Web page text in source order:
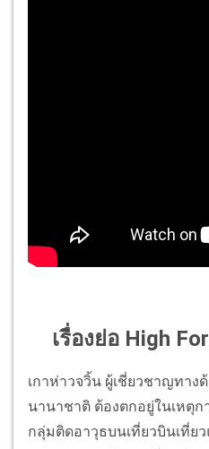
เรื่องย่อ High
เกาห่าวจวิ้น ผู้เชี่ยวชาญทา
นานาชาติ ต้องตกอยู่ในเหตุ
กลุ่มติดอาวุธบนเที่ยวบินเที่ย